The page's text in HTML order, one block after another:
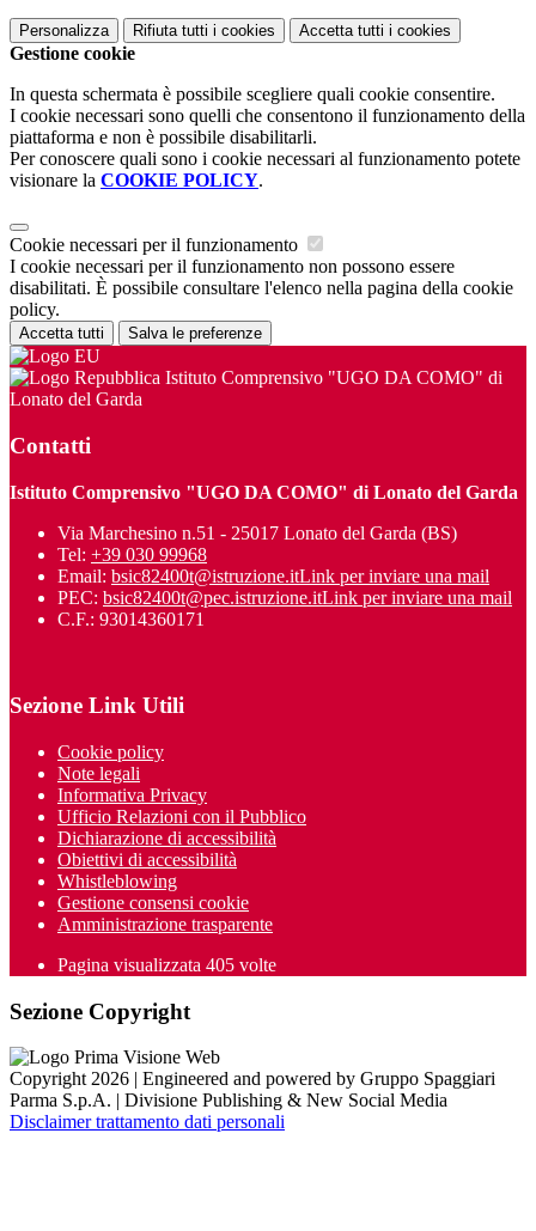
Personalizza Rifiuta tutti i cookies Accetta tutti i cookies
Gestione cookie
In questa schermata è possibile scegliere quali cookie consentire.
I cookie necessari sono quelli che consentono il funzionamento della
piattaforma e non è possibile disabilitarli.
Per conoscere quali sono i cookie necessari al funzionamento potete
visionare la COOKIE POLICY.
Cookie necessari per il funzionamento
I cookie necessari per il funzionamento non possono essere
disabilitati. È possibile consultare l'elenco nella pagina della cookie
policy.
Accetta tutti Salva le preferenze
Istituto Comprensivo "UGO DA COMO" di
Lonato del Garda
Contatti
Istituto Comprensivo "UGO DA COMO" di Lonato del Garda
Via Marchesino n.51 - 25017 Lonato del Garda (BS)
Tel: +39 030 99968
Email: bsic82400t@istruzione.itLink per inviare una mail
PEC: bsic82400t@pec.istruzione.itLink per inviare una mail
C.F.: 93014360171
Sezione Link Utili
Cookie policy
Note legali
Informativa Privacy
Ufficio Relazioni con il Pubblico
Dichiarazione di accessibilità
Obiettivi di accessibilità
Whistleblowing
Gestione consensi cookie
Amministrazione trasparente
Pagina visualizzata 405 volte
Sezione Copyright
Copyright 2026 | Engineered and powered by Gruppo Spaggiari
Parma S.p.A. | Divisione Publishing & New Social Media
Disclaimer trattamento dati personali